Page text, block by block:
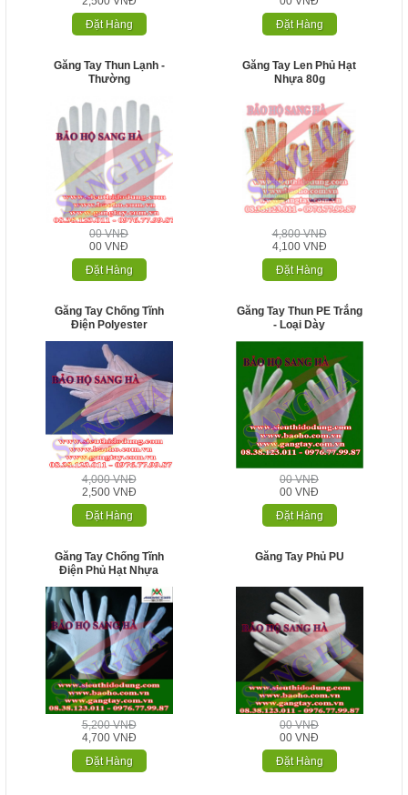
Đặt Hàng
Đặt Hàng
Găng Tay Thun Lạnh -
Thường
00 VNĐ
00 VNĐ
Đặt Hàng
Găng Tay Len Phủ Hạt
Nhựa 80g
4,800 VNĐ
4,100 VNĐ
Đặt Hàng
Găng Tay Chống Tĩnh
Điện Polyester
4,000 VNĐ
2,500 VNĐ
Đặt Hàng
Găng Tay Thun PE Trắng
- Loại Dày
00 VNĐ
00 VNĐ
Đặt Hàng
Găng Tay Chống Tĩnh
Điện Phủ Hạt Nhựa
5,200 VNĐ
4,700 VNĐ
Đặt Hàng
Găng Tay Phủ PU
00 VNĐ
00 VNĐ
Đặt Hàng